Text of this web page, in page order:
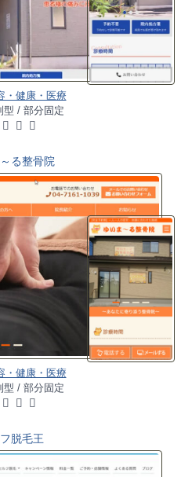
・健康・医療
型 / 部分固定
る整骨院
・健康・医療
型 / 部分固定
脱毛王